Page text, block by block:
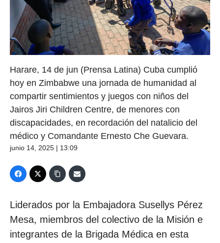
Harare, 14 de jun (Prensa Latina) Cuba cumplió
hoy en Zimbabwe una jornada de humanidad al
compartir sentimientos y juegos con niños del
Jairos Jiri Children Centre, de menores con
discapacidades, en recordación del natalicio del
médico y Comandante Ernesto Che Guevara.
junio 14, 2025 | 13:09
Liderados por la Embajadora Susellys Pérez
Mesa, miembros del colectivo de la Misión e
integrantes de la Brigada Médica en esta